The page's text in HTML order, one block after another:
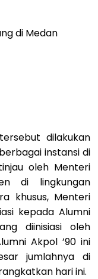
di Medan
dilakukan
instansi di
oleh Menteri
di lingkungan
khusus, Menteri
kepada Alumni
diinisiasi oleh
Akpol ’90 ini
jumlahnya di
hari ini.